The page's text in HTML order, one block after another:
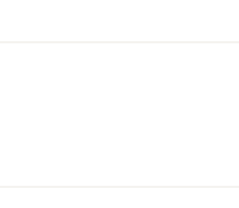
obedientes; no son